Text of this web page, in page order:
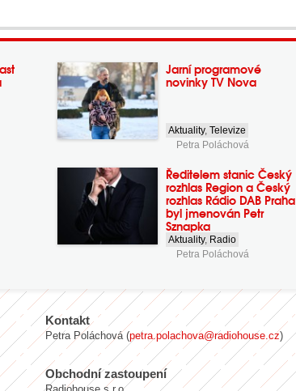
Jarní programové
novinky TV Nova
Aktuality,Televize
Petra Poláchová
Ředitelem stanic Český
rozhlas Region a Český
rozhlas Rádio DAB Praha
byl jmenován Petr
Sznapka
Aktuality, Radio
Petra Poláchová
Kontakt
Petra Poláchová (petra.polachova@radiohouse.cz)
Obchodní zastoupení